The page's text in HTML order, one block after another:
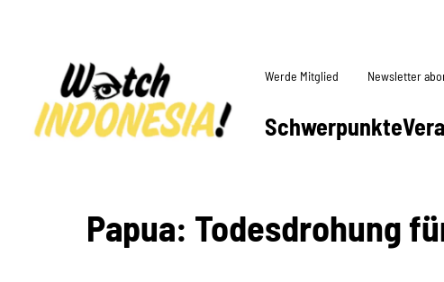
Schwerpunkte
Werde Mitglied Newsletter
Papua: Todesdrohung